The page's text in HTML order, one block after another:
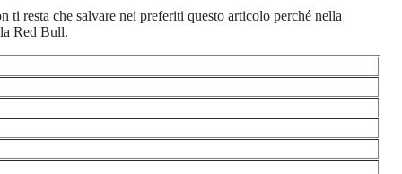
resta che salvare nei preferiti questo articolo perché nella
Red Bull.